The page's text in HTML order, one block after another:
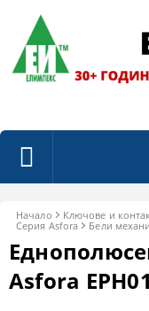
Начало Ключове и
Серия Asfora
Бели
Asfora